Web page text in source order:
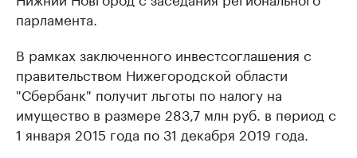
парламента.
В рамках заключенного инвестсоглашения с
правительством Нижегородской области
"Сбербанк" получит льготы по налогу на
имущество в размере 283,7 млн руб. в период с
1 января 2015 года по 31 декабря 2019 года.